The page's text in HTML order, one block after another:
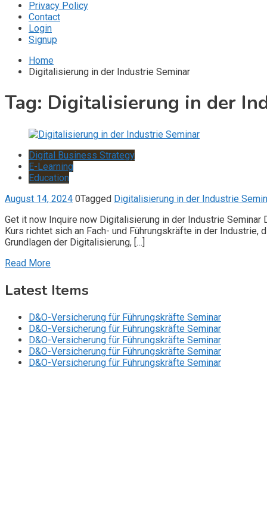
Privacy Policy
Contact
Login
Signup
Home
Digitalisierung in der Industrie Seminar
Tag: Digitalisierung in der
Digital Business Strategy
E-Learning
Education
August 14, 2024 0Tagged Digitalisierung in der Industrie
Get it now Inquire now Digitalisierung in der Industrie
Kurs richtet sich an Fach- und Führungskräfte in der
Grundlagen der Digitalisierung, […]
Read More
Latest Items
D&O-Versicherung für Führungskräfte Seminar
D&O-Versicherung für Führungskräfte Seminar
D&O-Versicherung für Führungskräfte Seminar
D&O-Versicherung für Führungskräfte Seminar
D&O-Versicherung für Führungskräfte Seminar